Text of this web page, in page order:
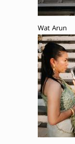
Wat Arun